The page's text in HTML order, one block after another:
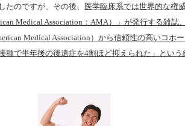
たのですが、その後、 医学臨床系では世界的な権
Medical Association：AMA）」が発行する雑誌
Medical Association）から信頼性の高いコホ
種で半年後の後遺症を4割ほど抑えられた」という